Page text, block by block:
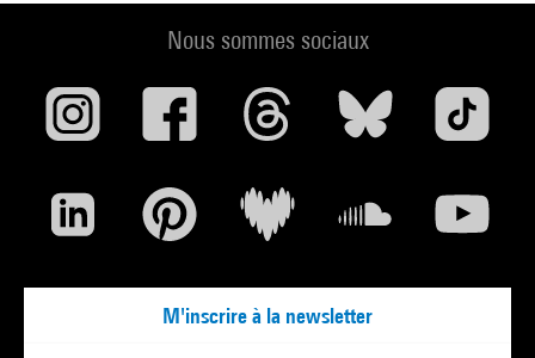
Nous sommes sociaux
M'inscrire à la newsletter